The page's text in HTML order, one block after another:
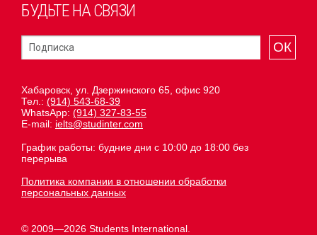
БУДЬТЕ НА СВЯЗИ
ОК
Хабаровск, ул. Дзержинского 65, офис 920
Тел.: (914) 543-68-39
WhatsApp: (914) 327-83-55
E-mail: ielts@studinter.com
График работы: будние дни с 10:00 до 18:00 без
перерыва
Политика компании в отношении обработки
персональных данных
© 2009—2026 Students International.